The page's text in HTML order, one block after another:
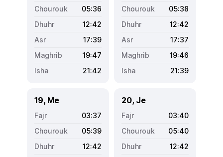
05:36
12:42
17:39
19:47
21:42
05:38
12:42
17:37
19:46
21:39
19, Me
03:37
05:39
12:42
20, Je
03:40
05:40
12:42